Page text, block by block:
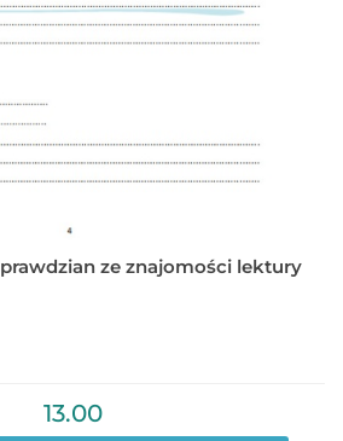
ze znajomości lektury
13.00